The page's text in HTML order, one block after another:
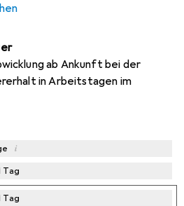
ab Ankunft bei der
in Arbeitstagen im
i
Tag
Tag